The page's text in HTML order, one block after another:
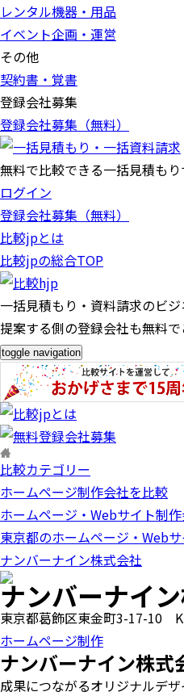
レンタル機器・用品
イベント企画・運営
その他
契約書・覚書
登録会社募集
登録会社募集（無料）
無料で比較できる一括見積も
ログイン
登録会社募集（無料）
比較jpとは
比較jpの総合TOP
一括見積もり・資料請求のビ
提案する側の登録会社も無料で
toggle navigation
比較カテゴリー
ホームページ制作会社を比較
ホームページ・Webサイト制
東京都のホームページ・Web
ナンバーナイン株式会社
ナンバーナイ
東京都葛飾区東金町3-17-10
ホームページ制作
ナンバーナイン株式
成果につながるオリジナルデ